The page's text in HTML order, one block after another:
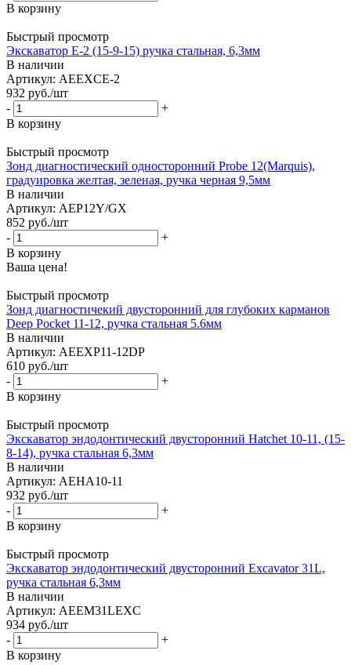
В корзину
Быстрый просмотр
Экскаватор Е-2 (15-9-15) ручка стальная, 6,3мм
В наличии
Артикул: AEEXCE-2
932 руб./шт
-
+
В корзину
Быстрый просмотр
Зонд диагностический односторонний Probe 12(Marquis),
градуировка желтая, зеленая, ручка черная 9,5мм
В наличии
Артикул: AEP12Y/GX
852 руб./шт
-
+
В корзину
Ваша цена!
Быстрый просмотр
Зонд диагностичекий двусторонний для глубоких карманов
Deep Pocket 11-12, ручка стальная 5.6мм
В наличии
Артикул: AEEXP11-12DP
610 руб./шт
-
+
В корзину
Быстрый просмотр
Экскаватор эндодонтический двусторонний Hatchet 10-11, (15-
8-14), ручка стальная 6,3мм
В наличии
Артикул: AEHA10-11
932 руб./шт
-
+
В корзину
Быстрый просмотр
Экскаватор эндодонтический двусторонний Excavator 31L,
ручка стальная 6,3мм
В наличии
Артикул: AEEM31LEXC
934 руб./шт
-
+
В корзину